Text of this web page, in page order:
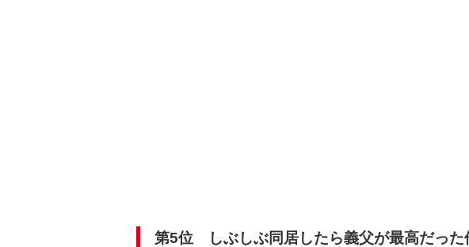
第5位 しぶしぶ同居したら義父が最高だった